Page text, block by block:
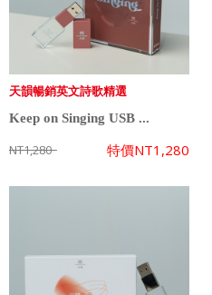
天韻暢銷英文詩歌精選
Keep on Singing USB ...
NT1,280 特價NT1,280